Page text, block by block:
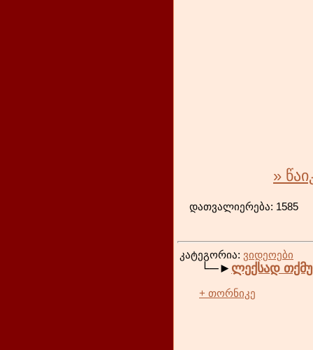
»
კატეგორია: ვიდეოები
└─► ლექსად
+ თორნიკე